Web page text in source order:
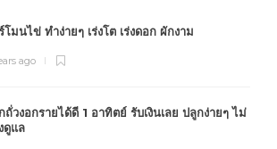
โมนไข่ ทำง่ายๆ เร่งโต เร่งดอก ผักงาม
ago
ถั่วงอกรายได้ดี 1 อาทิตย์ รับเงินเลย ปลูกง่ายๆ ไม่
ดูแล